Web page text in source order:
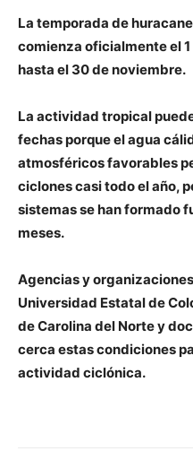
La temporada de
comienza oficialmente el
hasta el 30 de noviembre.
La actividad tropical
fechas porque el agua
atmosféricos favorables
ciclones casi todo el año,
sistemas se han formado
meses.
Agencias y
Universidad Estatal de
de Carolina del Norte y
cerca estas condiciones
actividad ciclónica.